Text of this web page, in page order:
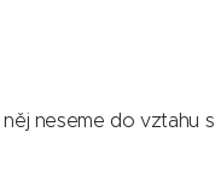
neseme do vztahu s